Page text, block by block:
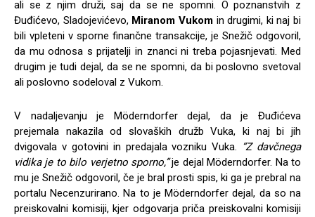
ali se z njim druži, saj da se ne spomni. O poznanstvih z
Đuđićevo, Sladojevićevo, Miranom Vukomin drugimi, ki naj bi
bili vpleteni v sporne finančne transakcije, je Snežič odgovoril,
da mu odnosa s prijatelji in znanci ni treba pojasnjevati. Med
drugim je tudi dejal, da se ne spomni, da bi poslovno svetoval
ali poslovno sodeloval z Vukom.
V nadaljevanju je Möderndorfer dejal, da je Đuđićeva
prejemala nakazila od slovaških družb Vuka, ki naj bi jih
dvigovala v gotovini in predajala vozniku Vuka. “Z davčnega
vidika je to bilo verjetno sporno,”je dejal Möderndorfer. Na to
mu je Snežič odgovoril, če je bral prosti spis, ki ga je prebral na
portalu Necenzurirano. Na to je Möderndorfer dejal, da so na
preiskovalni komisiji, kjer odgovarja priča preiskovalni komisiji